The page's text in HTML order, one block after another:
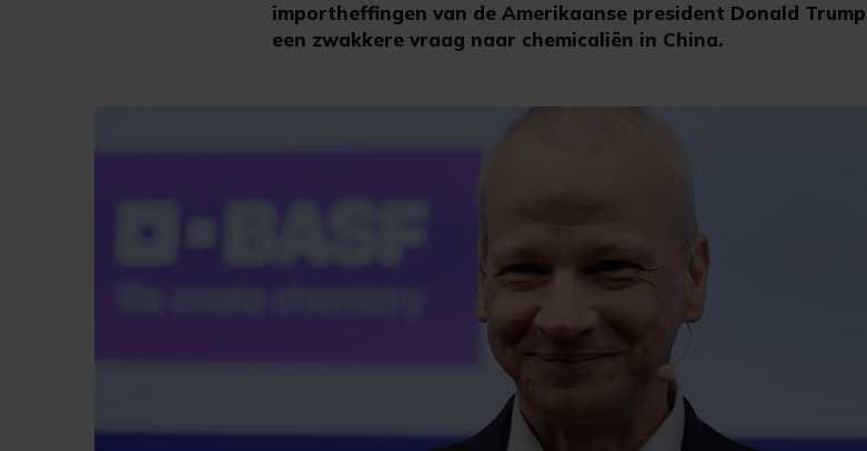
importheffingen van de Amerikaanse president Donald
een zwakkere vraag naar chemicaliën in China.